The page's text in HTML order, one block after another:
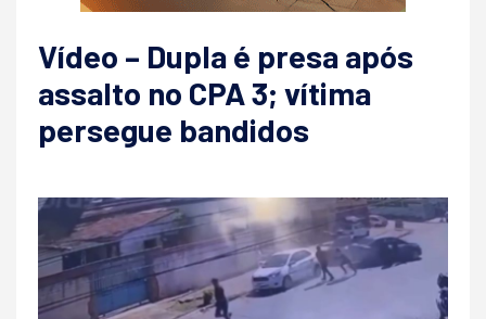
Vídeo – Dupla é presa após
assalto no CPA 3; vítima
persegue bandidos